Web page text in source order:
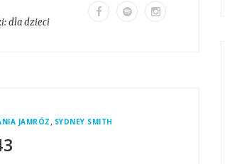
dla dzieci
JAMRÓZ , SYDNEY SMITH